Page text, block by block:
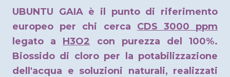
UBUNTU GAIA è il punto di riferimento
europeo per chi cerca CDS 3000 ppm
legato a H3O2 con purezza del 100%.
Biossido di cloro per la potabilizzazione
dell'acqua e soluzioni naturali, realizzati